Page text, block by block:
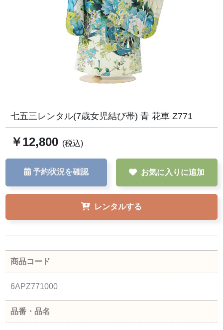
七五三レンタル(7歳女児結び帯) 青 花車 Z771
￥12,800 (税込)
予約状況を確認 お気に入りに追加
レンタルする
商品コード
6APZ771000
品番・品名
フリーキーワード
この条件で検索